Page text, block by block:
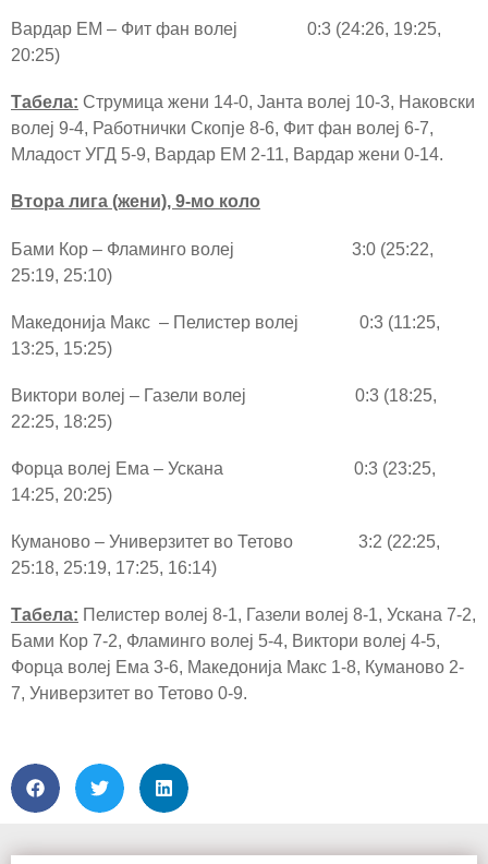
Вардар ЕМ – Фит фан волеј 0:3 (24:26, 19:25,
20:25)
Табела: Струмица жени 14-0, Јанта волеј 10-3, Наковски
волеј 9-4, Работнички Скопје 8-6, Фит фан волеј 6-7,
Младост УГД 5-9, Вардар ЕМ 2-11, Вардар жени 0-14.
Втора лига (жени), 9-мо коло
Бами Кор – Фламинго волеј 3:0 (25:22,
25:19, 25:10)
Македонија Макс – Пелистер волеј 0:3 (11:25,
13:25, 15:25)
Виктори волеј – Газели волеј 0:3 (18:25,
22:25, 18:25)
Форца волеј Ема – Ускана 0:3 (23:25,
14:25, 20:25)
Куманово – Универзитет во Тетово 3:2 (22:25,
25:18, 25:19, 17:25, 16:14)
Табела: Пелистер волеј 8-1, Газели волеј 8-1, Ускана 7-2,
Бами Кор 7-2, Фламинго волеј 5-4, Виктори волеј 4-5,
Форца волеј Ема 3-6, Македонија Макс 1-8, Куманово 2-
7, Универзитет во Тетово 0-9.